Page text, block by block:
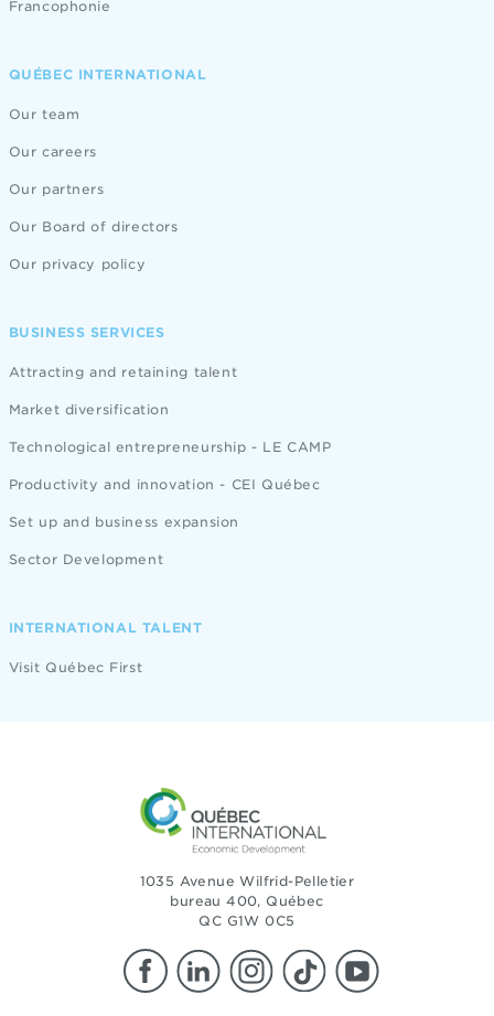
Francophonie
QUÉBEC INTERNATIONAL
Our team
Our careers
Our partners
Our Board of directors
Our privacy policy
BUSINESS SERVICES
Attracting and retaining talent
Market diversification
Technological entrepreneurship - LE CAMP
Productivity and innovation - CEI Québec
Set up and business expansion
Sector Development
INTERNATIONAL TALENT
Visit Québec First
1035 Avenue Wilfrid-Pelletier
bureau 400, Québec
QC G1W 0C5